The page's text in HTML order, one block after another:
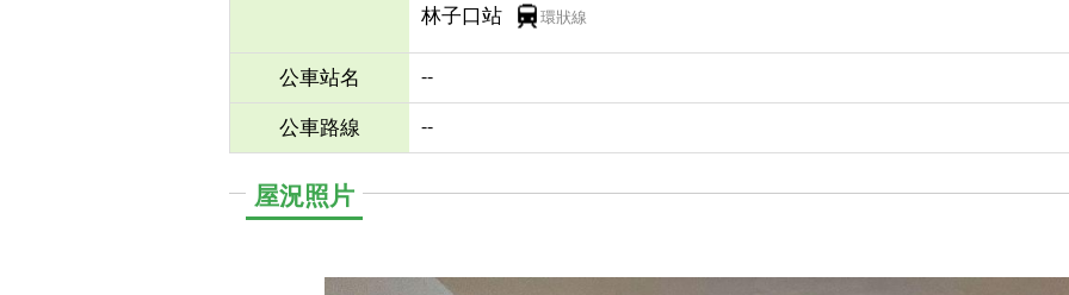
林子口站 環狀線
公車站名 --
公車路線 --
屋況照片